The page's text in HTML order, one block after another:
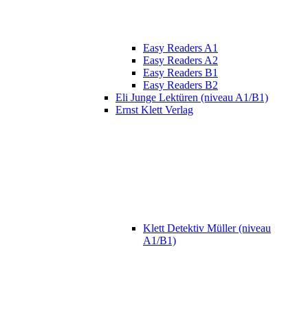
Easy Readers A1
Easy Readers A2
Easy Readers B1
Easy Readers B2
Eli Junge Lektüren (niveau A1/B1)
Ernst Klett Verlag
Klett Detektiv Müller (niveau
A1/B1)